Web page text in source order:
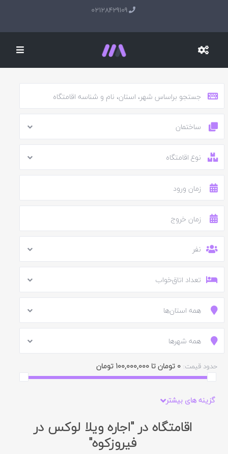
02128429109
ساختمان
نوع اقامتگاه
نفر
تعداد اتاق‌خواب
همه استان‌ها
همه شهرها
حدود قیمت: 0 تومان تا 100,000,000 تومان
گزینه های بیشتر
اقامتگاه در "اجاره ویلا لوکس در
فیروزکوه"